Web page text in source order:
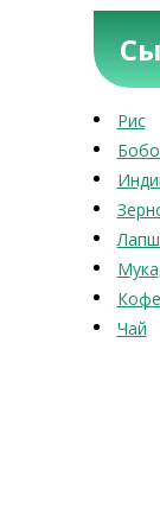
Рис
Чай